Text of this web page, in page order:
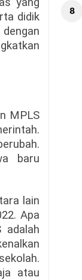
didik
MPLS
baru
lain
Apa
adalah
atau